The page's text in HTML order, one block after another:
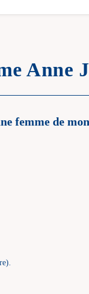
Anne
femme de